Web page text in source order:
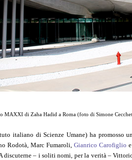
MAXXI di Zaha Hadid a Roma (foto di Simone
italiano di Scienze Umane) ha promosso
Rodotà, Marc Fumaroli, Gianrico Carofiglio
discuterne – i soliti nomi, per la verità –